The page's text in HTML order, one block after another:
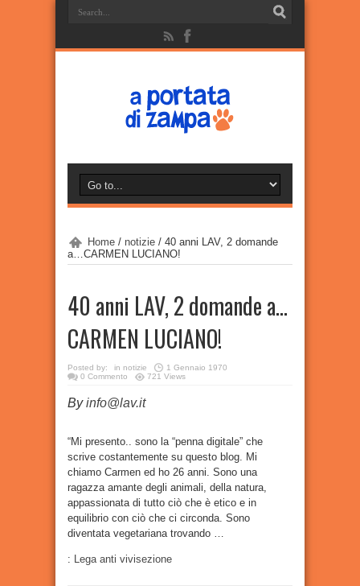
Home / notizie / 40 anni LAV, 2 domande
a…CARMEN LUCIANO!
40 anni LAV, 2 domande a…
CARMEN LUCIANO!
Posted by: in notizie
1 Gennaio 1970
0 Commento
721 Views
Byinfo@lav.it
“Mi presento.. sono la “penna digitale” che
scrive costantemente su questo blog. Mi
chiamo Carmen ed ho 26 anni. Sono una
ragazza amante degli animali, della natura,
appassionata di tutto ciò che è etico e in
equilibrio con ciò che ci circonda. Sono
diventata vegetariana trovando …
: Lega anti vivisezione